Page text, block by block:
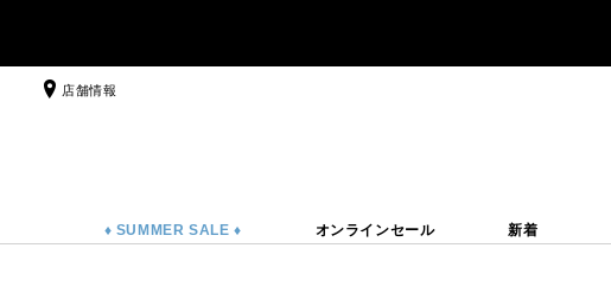
店舗情報
♦ SUMMER SALE ♦ オンラインセール 新着